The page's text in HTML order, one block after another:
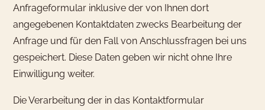
Anfrageformular inklusive der von Ihnen dort
angegebenen Kontaktdaten zwecks Bearbeitung der
Anfrage und für den Fall von Anschlussfragen bei uns
gespeichert. Diese Daten geben wir nicht ohne Ihre
Einwilligung weiter.
Die Verarbeitung der in das Kontaktformular